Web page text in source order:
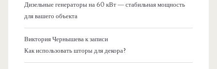
Дизельные генераторы на 60 кВт — стабильная мощность
для вашего объекта
Виктория Чернышевак записи
Как использовать шторы для декора?